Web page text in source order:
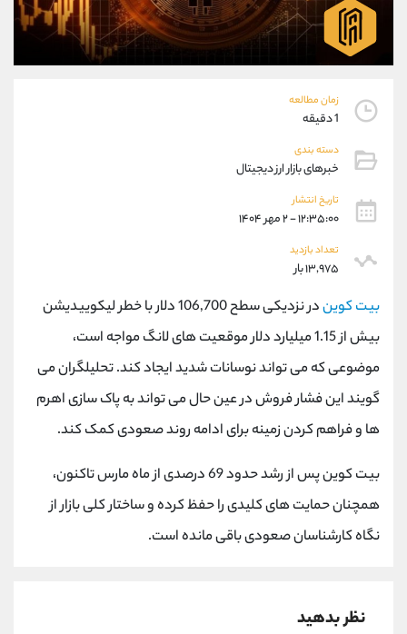
زمان مطالعه
1 دقیقه
دسته بندی
خبرهای بازار ارز دیجیتال
تاریخ انتشار
۱۲:۳۵:۰۰ - ۲ مهر ۱۴۰۴
تعداد بازدید
۱۳,۹۷۵ بار
بیت کوین
در نزدیکی سطح 106,700 دلار با خطر لیکوییدیشن
بیش از 1.15 میلیارد دلار موقعیت های لانگ مواجه است،
موضوعی که می تواند نوسانات شدید ایجاد کند. تحلیلگران می
گویند این فشار فروش در عین حال می تواند به پاک سازی اهرم
ها و فراهم کردن زمینه برای ادامه روند صعودی کمک کند.
بیت کوین پس از رشد حدود 69 درصدی از ماه مارس تاکنون،
همچنان حمایت های کلیدی را حفظ کرده و ساختار کلی بازار از
نگاه کارشناسان صعودی باقی مانده است.
نظر بدهید
09304891085
واتساپ شروع گفتگو
تلگرام @Armteam_admin_103
پشتیبان فروش
موبایل
واتساپ
تلگرام
داخلی
اطلاعات تماس (دفتر فروش)
021-22021030
بدون پیش شماره 90001030
اینستاگرام @alireza.mehrabii
کانال تلگرام @alirezamehrabi_com